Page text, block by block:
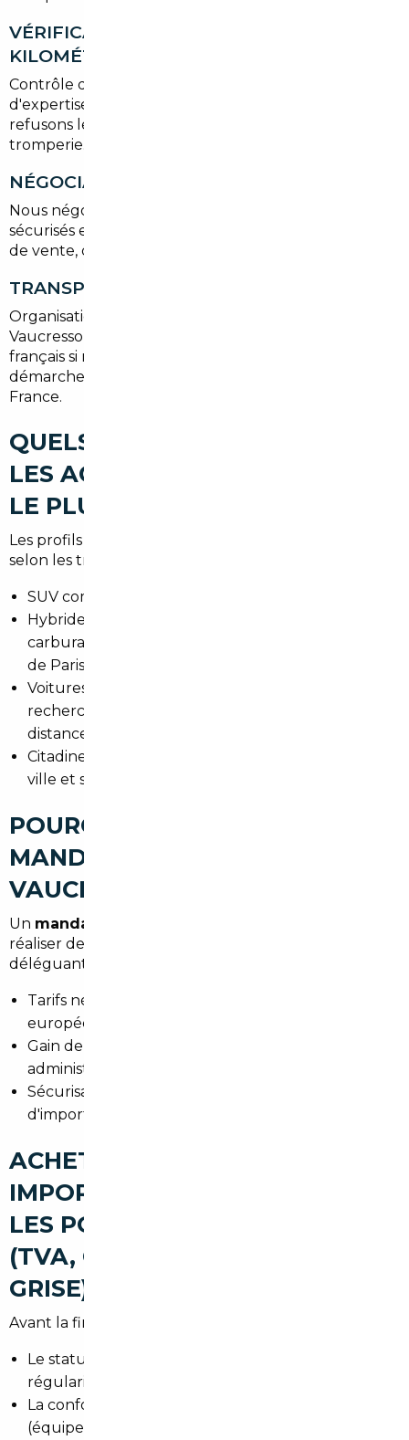
VÉRIFICATION HISTORIQUE ET
KILOMÉTRAGE
Contrôle des factures d'entretien, des rapports
d'expertise et de la cohérence du kilométrage. Nous
refusons les véhicules avec antécédents douteux ou
tromperie.
NÉGOCIATION ET ACHAT
Nous négocions le meilleur prix, gérons les acomptes
sécurisés et organisons les certificats requis (certificat
de vente, quitus fiscal si TVA applicable).
TRANSPORT ET IMMATRICULATION
Organisation du rapatriement sécurisé vers
Vaucresson, passage aux contrôles techniques
français si nécessaire et prise en charge des
démarches de carte grise pour la région Île-de-
France.
QUELS TYPES DE VOITURES
LES ACHETEURS RECHERCHENT
LE PLUS À VAUCRESSON
Les profils d'acheteurs autour de Vaucresson varient
selon les trajets et le style de vie :
SUV compacts pour familles et trajet périurbain.
Hybrides et électriques pour réduire les coûts de
carburant et les restrictions de circulation autour
de Paris.
Voitures premium (BMW, Audi, Mercedes)
recherchées pour le confort sur longues
distances.
Citadines économiques pour les déplacements en
ville et stationnement facilité.
POURQUOI FAIRE APPEL À UN
MANDATAIRE AUTO À
VAUCRESSON
Un mandataire auto Vaucresson
réaliser des économies significatives tout en
déléguant les tâches fastidieuses :
Tarifs négociés en amont auprès des vendeurs
européens.
Gain de temps : recherche et gestion
administrative externalisées.
Sécurisation juridique et fiscale du processus
d'import.
ACHETER UNE VOITURE
IMPORTÉE À VAUCRESSON :
LES POINTS DE VIGILANCE
(TVA, CONFORMITÉ, CARTE
GRISE)
Avant la finalisation, vérifiez :
Le statut TVA du véhicule (TVA déjà acquittée ou à
régulariser en France).
La conformité aux normes françaises
(équipements, émissions).